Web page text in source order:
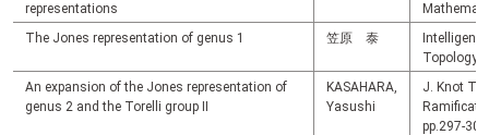
representations
The Jones representation of genus 1
笠原 泰
Topology
An expansion of the Jones representation of
genus 2 and the Torelli group II
KASAHARA,
Yasushi
J. Knot
pp.297-306